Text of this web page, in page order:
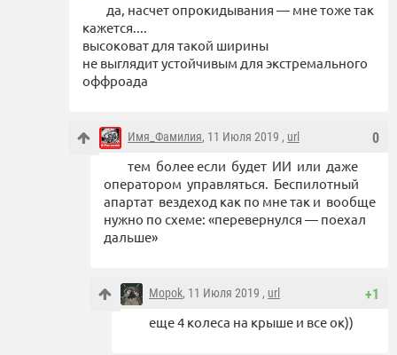
да, насчет опрокидывания — мне тоже так
кажется....
высоковат для такой ширины
не выглядит устойчивым для экстремального
оффроада
0
Имя_Фамилия, 11 Июля 2019 , url
тем более если будет ИИ или даже
оператором управляться. Беспилотный
апартат вездеход как по мне так и вообще
нужно по схеме: «перевернулся — поехал
дальше»
+1
Mopok, 11 Июля 2019 , url
еще 4 колеса на крыше и все ок))